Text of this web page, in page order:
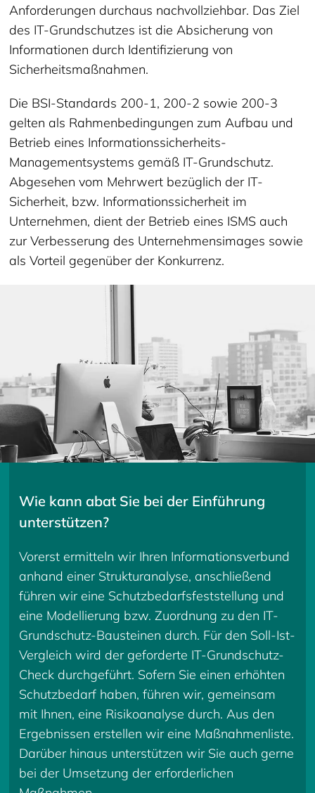
Anforderungen durchaus nachvollziehbar. Das Ziel
des IT-Grundschutzes ist die Absicherung von
Informationen durch Identifizierung von
Sicherheitsmaßnahmen.
Die BSI-Standards 200-1, 200-2 sowie 200-3
gelten als Rahmenbedingungen zum Aufbau und
Betrieb eines Informationssicherheits-
Managementsystems gemäß IT-Grundschutz.
Abgesehen vom Mehrwert bezüglich der IT-
Sicherheit, bzw. Informationssicherheit im
Unternehmen, dient der Betrieb eines ISMS auch
zur Verbesserung des Unternehmensimages sowie
als Vorteil gegenüber der Konkurrenz.
Wie kann abat Sie bei der Einführung
unterstützen?
Vorerst ermitteln wir Ihren Informationsverbund
anhand einer Strukturanalyse, anschließend
führen wir eine Schutzbedarfsfeststellung und
eine Modellierung bzw. Zuordnung zu den IT-
Grundschutz-Bausteinen durch. Für den Soll-Ist-
Vergleich wird der geforderte IT-Grundschutz-
Check durchgeführt. Sofern Sie einen erhöhten
Schutzbedarf haben, führen wir, gemeinsam
mit Ihnen, eine Risikoanalyse durch. Aus den
Ergebnissen erstellen wir eine Maßnahmenliste.
Darüber hinaus unterstützen wir Sie auch gerne
bei der Umsetzung der erforderlichen